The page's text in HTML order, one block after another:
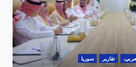
تقارير سوريا